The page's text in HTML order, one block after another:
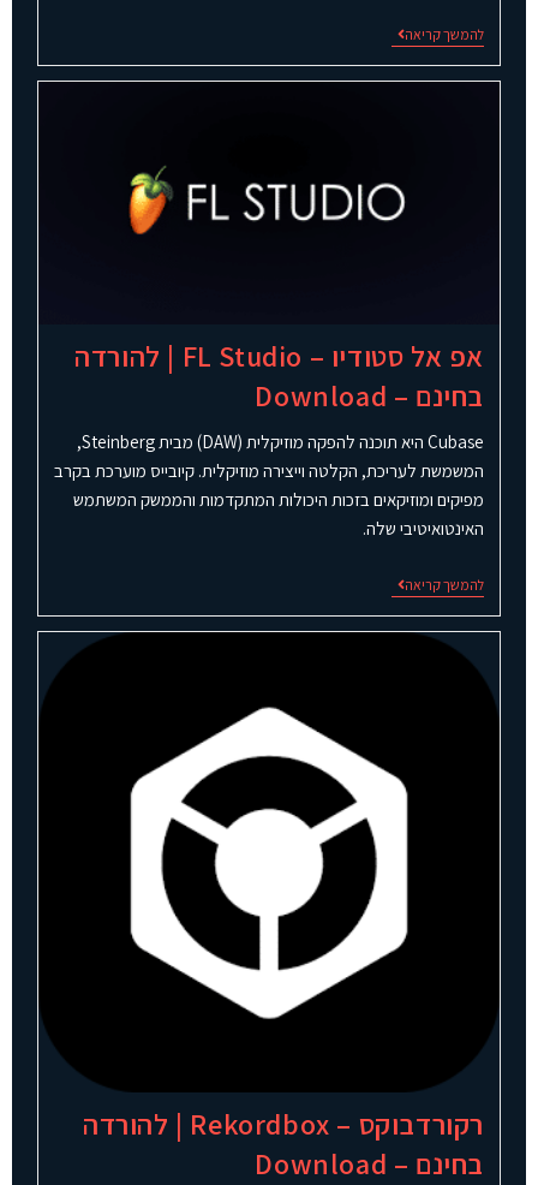
להמשך קריאה
אפ אל סטודיו – FL Studio | להורדה
בחינם – Download
Cubase היא תוכנה להפקה מוזיקלית (DAW) מבית Steinberg,
המשמשת לעריכת, הקלטה וייצירה מוזיקלית. קיובייס מוערכת בקרב
מפיקים ומוזיקאים בזכות היכולות המתקדמות והממשק המשתמש
האינטואיטיבי שלה.
להמשך קריאה
רקורדבוקס – Rekordbox | להורדה
בחינם – Download